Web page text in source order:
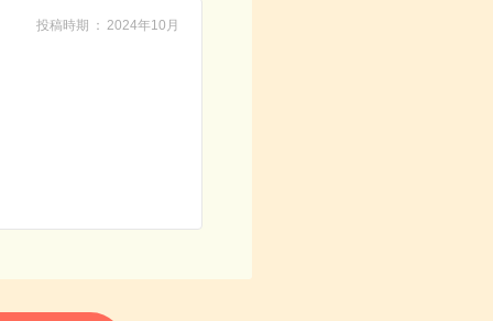
投稿時期 2024年10月